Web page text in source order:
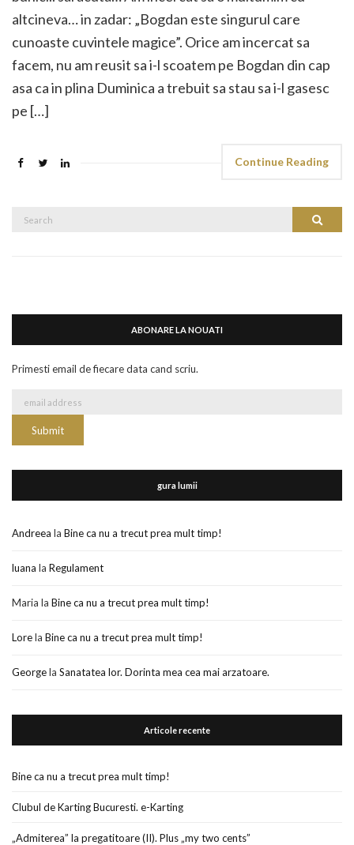
altcineva… in zadar: „Bogdan este singurul care
cunoaste cuvintele magice”. Orice am incercat sa
facem, nu am reusit sa i-l scoatem pe Bogdan din cap
asa ca in plina Duminica a trebuit sa stau sa i-l gasesc
pe […]
Continue Reading
Search
ABONARE LA NOUATI
Primesti email de fiecare data cand scriu.
gura lumii
Andreea la Bine ca nu a trecut prea mult timp!
luana la Regulament
Maria la Bine ca nu a trecut prea mult timp!
Lorela Bine ca nu a trecut prea mult timp!
Georgela Sanatatea lor. Dorinta mea cea mai arzatoare.
Articole recente
Bine ca nu a trecut prea mult timp!
Clubul de Karting Bucuresti. e-Karting
„Admiterea” la pregatitoare (II). Plus „my two cents”